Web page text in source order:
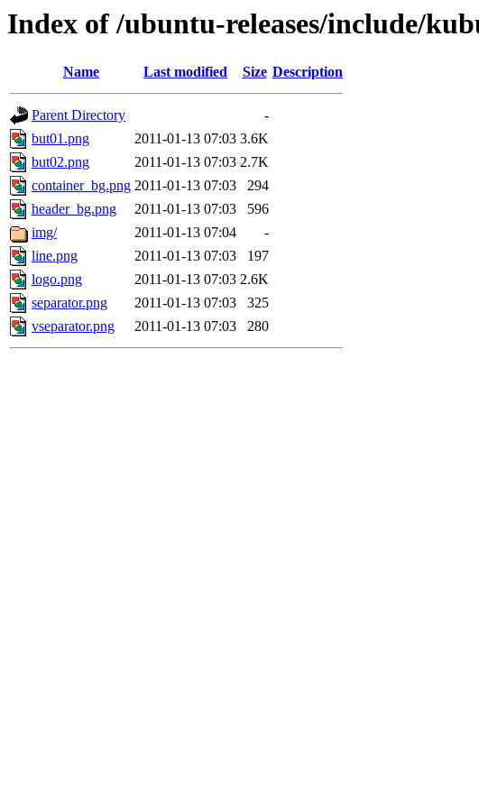
Index of /ubuntu-releases/include/
Name Last modified Size Description
Parent Directory
-
but01.png
2011-01-13 07:03 3.6K
but02.png
2011-01-13 07:03 2.7K
container_bg.png 2011-01-13 07:03
294
header_bg.png
2011-01-13 07:03
596
img/
2011-01-13 07:04
-
line.png
2011-01-13 07:03
197
logo.png
2011-01-13 07:03 2.6K
separator.png
2011-01-13 07:03
325
vseparator.png
2011-01-13 07:03 280